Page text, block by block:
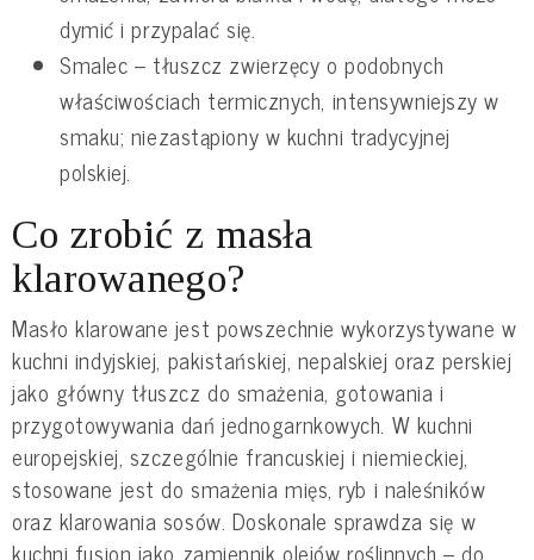
dymić i przypalać się.
Smalec – tłuszcz zwierzęcy o podobnych
właściwościach termicznych, intensywniejszy w
smaku; niezastąpiony w kuchni tradycyjnej
polskiej.
Co zrobić z masła
klarowanego?
Masło klarowane jest powszechnie wykorzystywane w
kuchni indyjskiej, pakistańskiej, nepalskiej oraz perskiej
jako główny tłuszcz do smażenia, gotowania i
przygotowywania dań jednogarnkowych. W kuchni
europejskiej, szczególnie francuskiej i niemieckiej,
stosowane jest do smażenia mięs, ryb i naleśników
oraz klarowania sosów. Doskonale sprawdza się w
kuchni fusion jako zamiennik olejów roślinnych – do